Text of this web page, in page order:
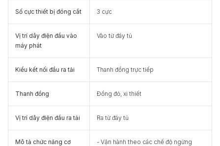
Số cực thiết bị đóng cắt 3 cực
Vị trí dây điện đầu vào
máy phát
Vào từ đáy tủ
Kiểu kết nối đầu ra tải Thanh đồng trực tiếp
Thanh đồng Đồng đỏ, xi thiết
Vị trí dây điện đầu ra tải Ra từ đáy tủ
Mô tả chức năng cơ
- Vận hành theo các chế độ ngừng